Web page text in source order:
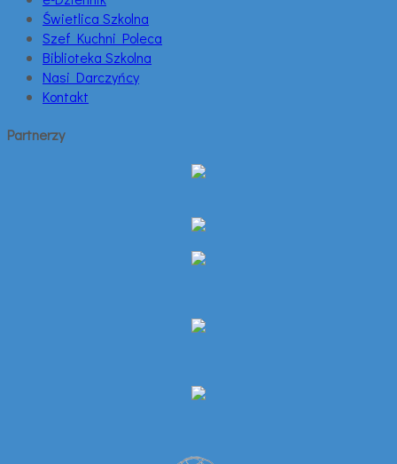
Świetlica Szkolna
Szef Kuchni Poleca
Biblioteka Szkolna
Nasi Darczyńcy
Kontakt
Partnerzy